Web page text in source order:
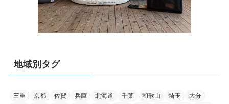
地域別タグ
三重 京都 佐賀 兵庫 北海道 千葉 和歌山 埼玉
大分